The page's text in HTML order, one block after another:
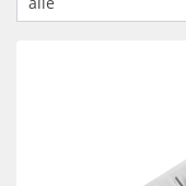
Hobelmaschinen
CNC-
Kreissägen und
Fräsmaschinen